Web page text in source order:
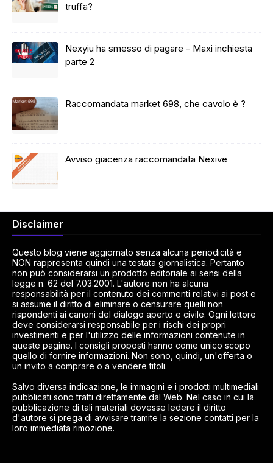
truffa?
Nexyiu ha smesso di pagare - Maxi inchiesta
parte 2
Raccomandata market 698, che cavolo è ?
Avviso giacenza raccomandata Nexive
Disclaimer
Questo blog viene aggiornato senza alcuna periodicità e
NON rappresenta quindi una testata giornalistica. Pertanto
non può considerarsi un prodotto editoriale ai sensi della
legge n. 62 del 7.03.2001. L'autore non ha alcuna
responsabilità per il contenuto dei commenti relativi ai post e
si assume il diritto di eliminare o censurare quelli non
rispondenti ai canoni del dialogo aperto e civile. Ogni lettore
deve considerarsi responsabile per i rischi dei propri
investimenti e per l'utilizzo delle informazioni contenute in
queste pagine. I consigli proposti hanno come unico scopo
quello di fornire informazioni. Non sono, quindi, un'offerta o
un invito a comprare o a vendere titoli.
Salvo diversa indicazione, le immagini e i prodotti multimediali
pubblicati sono tratti direttamente dal Web. Nel caso in cui la
pubblicazione di tali materiali dovesse ledere il diritto
d'autore si prega di avvisare tramite la sezione contatti per la
loro immediata rimozione.